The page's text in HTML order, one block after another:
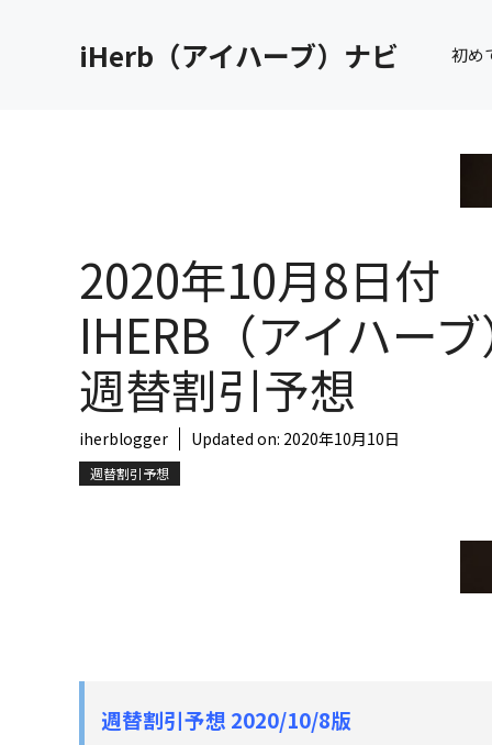
iHerb（アイハーブ）ナビ 初め
2020年10月8日付
IHERB（アイハー
週替割引予想
iherblogger Updated on: 2020年10月10日
週替割引予想
週替割引予想 2020/10/8版